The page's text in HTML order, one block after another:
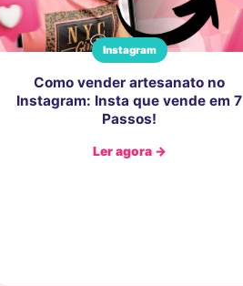
Instagram
Como vender artesanato no
Instagram: Insta que vende em 7
Passos!
Ler agora →